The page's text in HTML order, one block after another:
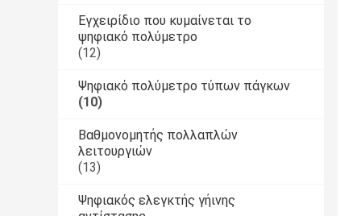
Εγχειρίδιο που κυμαίνεται το
ψηφιακό πολύμετρο
(12)
Ψηφιακό πολύμετρο τύπων πάγκων
(10)
Βαθμονομητής πολλαπλών
λειτουργιών
(13)
Ψηφιακός ελεγκτής γήινης